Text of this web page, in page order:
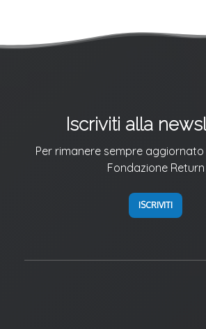
Iscriviti alla
Per rimanere sempre aggiornato
Fondazione Return
ISCRIVITI